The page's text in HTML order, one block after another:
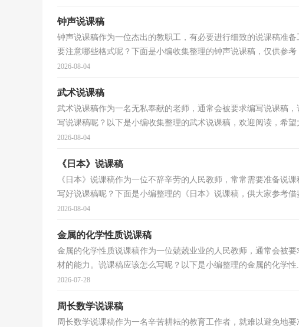
钟声说课稿
钟声说课稿作为一位杰出的教职工，有必要进行细致的说课稿准
要注意哪些格式呢？下面是小编收集整理的钟声说课稿，仅供参考
2026-08-04
武术说课稿
武术说课稿作为一名无私奉献的老师，通常会被要求编写说课稿
写说课稿呢？以下是小编收集整理的武术说课稿，欢迎阅读，希望
2026-08-04
《日本》说课稿
《日本》说课稿作为一位不辞辛劳的人民教师，常常需要准备说
写好说课稿呢？下面是小编整理的《日本》说课稿，供大家参考借
2026-08-04
金属的化学性质说课稿
金属的化学性质说课稿作为一位兢兢业业的人民教师，通常会被
材的能力。说课稿应该怎么写呢？以下是小编整理的金属的化学性...
2026-07-28
周长数学说课稿
周长数学说课稿作为一名辛苦耕耘的教育工作者，就难以避免地